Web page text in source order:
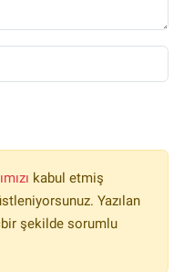
kabul etmiş
Yazılan
şekilde sorumlu